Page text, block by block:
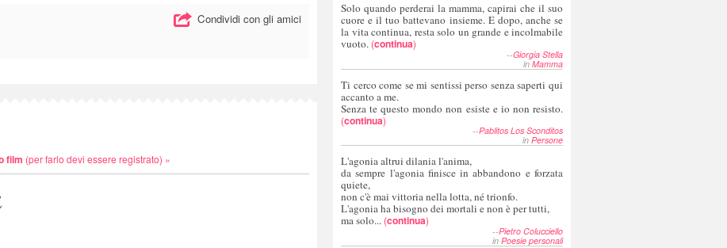
Condividi con gli amici
film (per farlo devi essere registrato) »
Solo quando perderai la mamma, capirai che il suo
cuore e il tuo battevano insieme. E dopo, anche se
la vita continua, resta solo un grande e incolmabile
vuoto. (continua)
--Giorgia Stella
in Mamma
Ti cerco come se mi sentissi perso senza saperti qui
accanto a me.
Senza te questo mondo non esiste e io non resisto.
(continua)
--Pablitos Los Sconditos
in Persone
L'agonia altrui dilania l'anima,
da sempre l'agonia finisce in abbandono e forzata
quiete,
non c'è mai vittoria nella lotta, né trionfo.
L'agonia ha bisogno dei mortali e non è per tutti,
ma solo... (continua)
--Pietro Colucciello
in Poesie personali